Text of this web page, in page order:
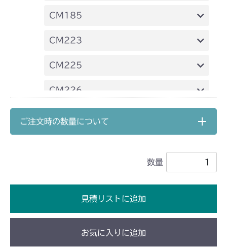
本体 FIG28 デフロック
CM185
本体 FIG22 デフロック
CM223
本体 FIG21 刈刃ブレーキ
CM225
本体 FIG35 デフロック
CM226
本体 FIG23 デフロックレバー
本体 FIG32 デフロック
CM2201YC
本体 FIG23 デフロック
CM2201YCV/YCS
ご注文時の数量について
数量
見積リストに追加
お気に入りに追加